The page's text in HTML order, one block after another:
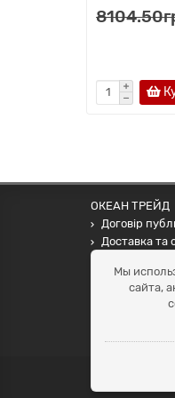
ОКЕАН ТРЕЙД
Договір
Доставка та
Умови
+38 (099)
Мы
сайта,